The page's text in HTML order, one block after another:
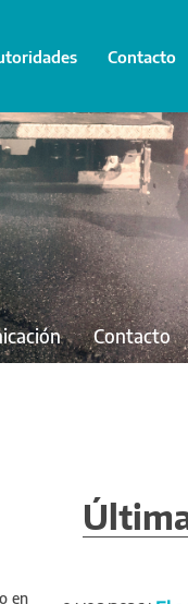
Contacto
Contacto
en